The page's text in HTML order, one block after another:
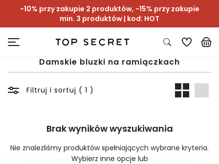
-10% przy zakupie 2 produktów, -15% przy zakupie
min. 3 produktów | kod: HOT
Damskie bluzki na ramiączkach
Filtruj i sortuj ( 1 )
Brak wyników wyszukiwania
Nie znalezliśmy produktów spełniających wybrane kryteria.
Wybierz inne opcje lub